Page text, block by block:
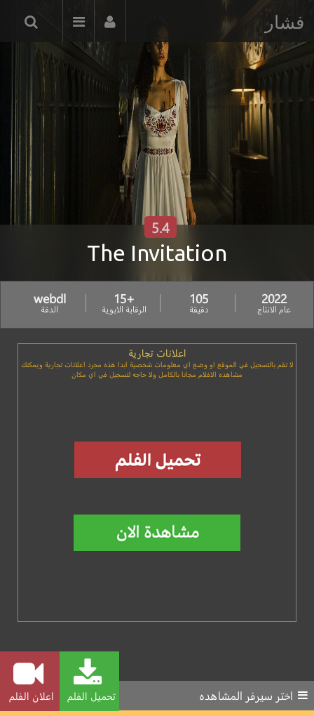
فشار
The Invitation
5.4
2022
عام الانتاج
105
دقيقة
+15
الرقابة الابوية
webdl
الدقة
اعلانات تجارية
لا تقم بالتسجيل في الموقع او وضع اي معلومات شخصية ابدا هذه مجرد اعلانات تجارية ويمكنك
مشاهده الافلام مجانا بالكامل ولا حاجه لتسجيل في اي مكان
تحميل الفلم اعلان الفلم اختر سيرفر المشاهده